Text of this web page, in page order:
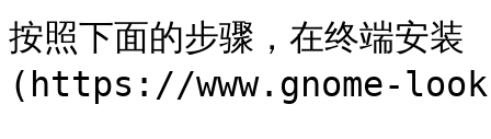
按照下面的步骤，在终端安
(https://www.gnome-